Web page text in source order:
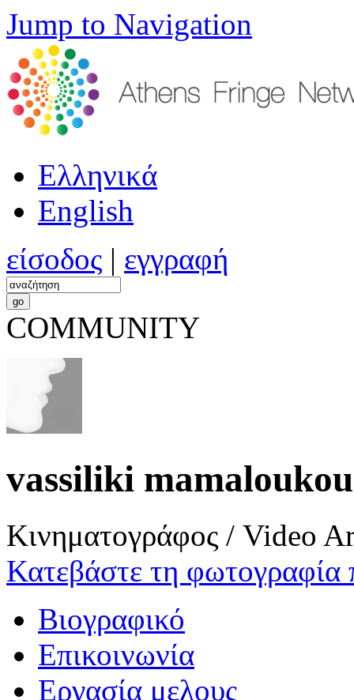
Jump to Navigation
Ελληνικά
English
είσοδος | εγγραφή
COMMUNITY
vassiliki mamaloukou
Κινηματογράφος / Video
Κατεβάστε τη φωτογραφία
Βιογραφικό
Επικοινωνία
Εργασία μελους